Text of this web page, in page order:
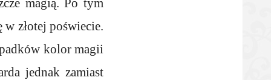
magią. Po tym
w złotej poświecie.
kolor magii
jednak zamiast